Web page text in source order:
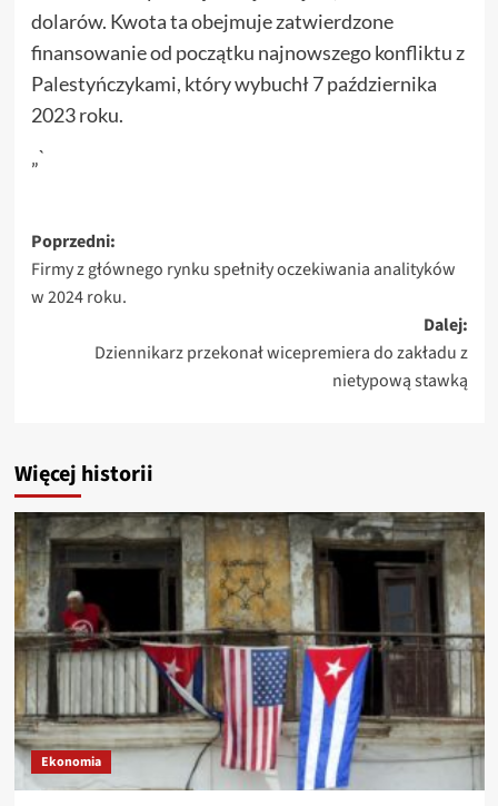
dolarów. Kwota ta obejmuje zatwierdzone
finansowanie od początku najnowszego konfliktu z
Palestyńczykami, który wybuchł 7 października
2023 roku.
„`
Zobacz
wpisy
Poprzedni:
Firmy z głównego rynku spełniły oczekiwania analityków
w 2024 roku.
Dalej:
Dziennikarz przekonał wicepremiera do zakładu z
nietypową stawką
Więcej historii
Ekonomia